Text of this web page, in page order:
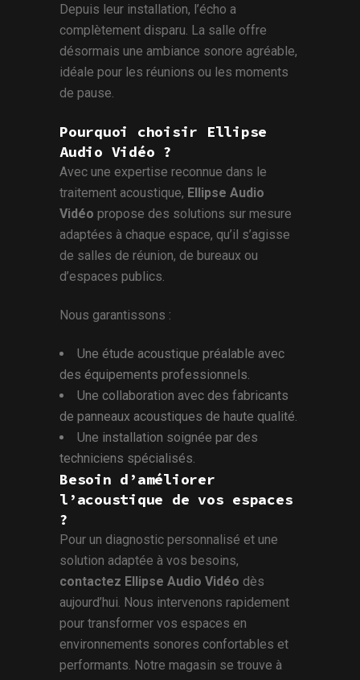
Depuis leur installation, l’écho a
complètement disparu. La salle offre
désormais une ambiance sonore agréable,
idéale pour les réunions ou les moments
de pause.
Pourquoi choisir Ellipse
Audio Vidéo ?
Avec une expertise reconnue dans le
traitement acoustique, Ellipse Audio
Vidéo propose des solutions sur mesure
adaptées à chaque espace, qu’il s’agisse
de salles de réunion, de bureaux ou
d’espaces publics.
Nous garantissons :
Une étude acoustique préalable avec
des équipements professionnels.
Une collaboration avec des fabricants
de panneaux acoustiques de haute qualité.
Une installation soignée par des
techniciens spécialisés.
Besoin d’améliorer
l’acoustique de vos espaces
?
Pour un diagnostic personnalisé et une
solution adaptée à vos besoins,
contactez Ellipse Audio Vidéo dès
aujourd’hui. Nous intervenons rapidement
pour transformer vos espaces en
environnements sonores confortables et
performants. Notre magasin se trouve à